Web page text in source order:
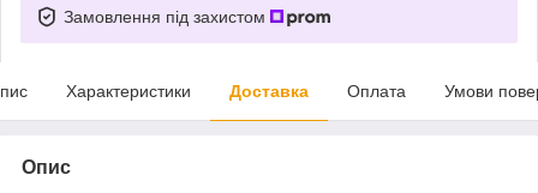
Замовлення під захистом
Характеристики Доставка Оплата Умови
Опис